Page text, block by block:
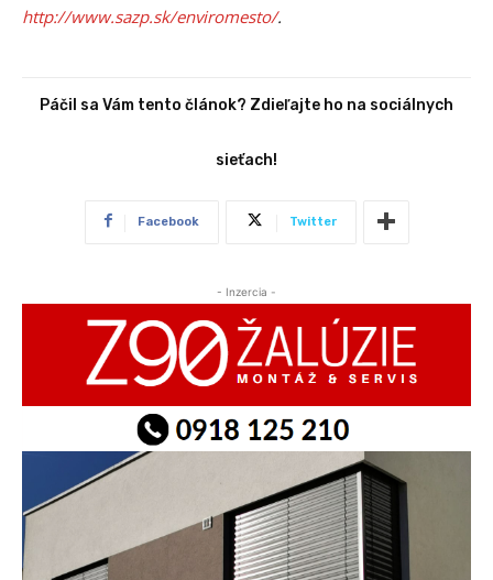
http://www.sazp.sk/enviromesto/.
Páčil sa Vám tento článok? Zdieľajte ho na sociálnych
sieťach!
Facebook Twitter
- Inzercia -